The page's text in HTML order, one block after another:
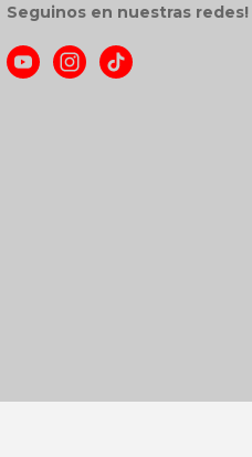
Seguinos en nuestras redes!